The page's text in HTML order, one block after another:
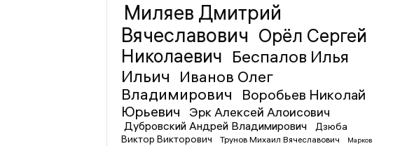
Миляев Дмитрий
Вячеславович Орёл Сергей
Николаевич Беспалов Илья
Ильич
Иванов Олег
Владимирович
Воробьев Николай
Юрьевич
Эрк Алексей Алоисович
Дубровский Андрей Владимирович
Дзюба
Виктор Викторович
Трунов Михаил Вячеславович
Марков